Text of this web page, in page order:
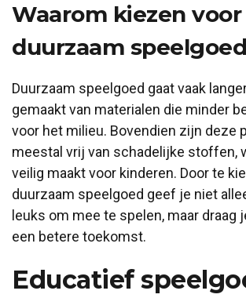
Waarom kiezen voor
duurzaam
Duurzaam speelgoed gaat vaak
gemaakt van materialen die minder
voor het milieu. Bovendien zijn deze
meestal vrij van schadelijke stoffen,
veilig maakt voor kinderen. Door te
duurzaam speelgoed geef je niet
leuks om mee te spelen, maar draag
een betere toekomst.
Educatief